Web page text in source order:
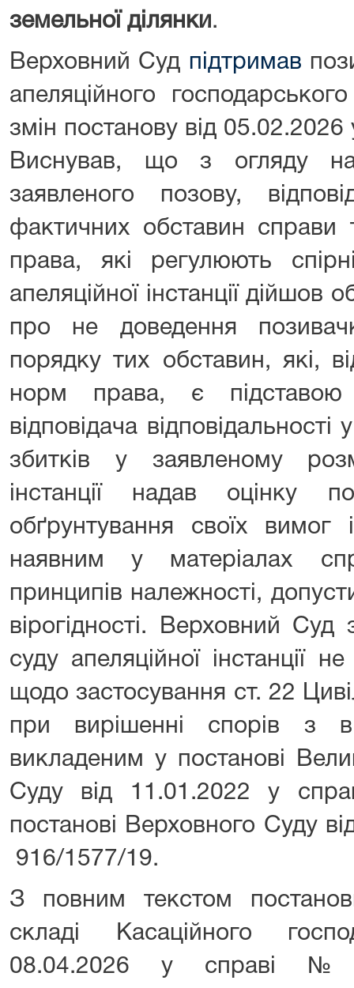
земельної ділянки .
Верховний Суд підтримав
апеляційного
змін постанову від
Виснував, що з огляду
заявленого позову,
фактичних обставин справи
права, які регулюють
апеляційної інстанції дійшов
про не доведення
порядку тих обставин, які,
норм права, є
відповідача відповідальності
збитків у заявленому
інстанції надав оцінку
обґрунтування своїх вимог
наявним у матеріалах
принципів належності,
вірогідності. Верховний
суду апеляційної інстанції
щодо застосування ст. 22
при вирішенні спорів з
викладеним у постанові
Суду від 11.01.2022 у
постанові Верховного Суду
916/1577/19.
З повним текстом
складі Касаційного
08.04.2026 у справі